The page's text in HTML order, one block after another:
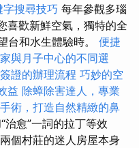
搜尋技巧 每年參觀多瑙
喜歡新鮮空氣，獨特的全
台和水生體驗時。 便捷
與月子中心的不同選
證的辦理流程 巧妙的空
益 除蟑除害達人，專業
術，打造自然精緻的鼻
治愈”一詞的拉丁等效
個村莊的迷人房屋本身